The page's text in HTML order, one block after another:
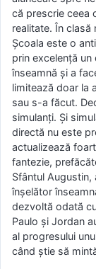
că prescrie ceea
realitate. În clasă
Şcoala este o
prin excelenţă
înseamnă şi a
limitează doar la
sau s-a făcut.
simulanţi. Şi
directă nu este
actualizează
fantezie,
Sfântul Augustin,
înşelător
dezvoltă odată
Paulo şi Jordan
al progresului
când ştie să